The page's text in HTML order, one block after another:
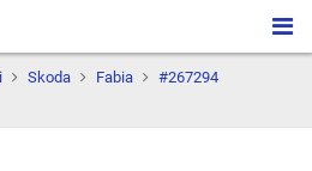
Skoda Fabia
#267294